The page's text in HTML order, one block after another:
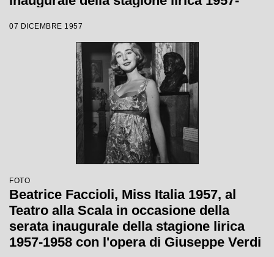
di Giuseppe Verdi, diretta da Gianandrea
Gavazzeni e la regia di Margherita
07 DICEMBRE 1957
FOTO
Beatrice Faccioli, Miss Italia 1957, al
Teatro alla Scala in occasione della
serata inaugurale della stagione lirica
1957-1958 con l'opera di Giuseppe Verdi